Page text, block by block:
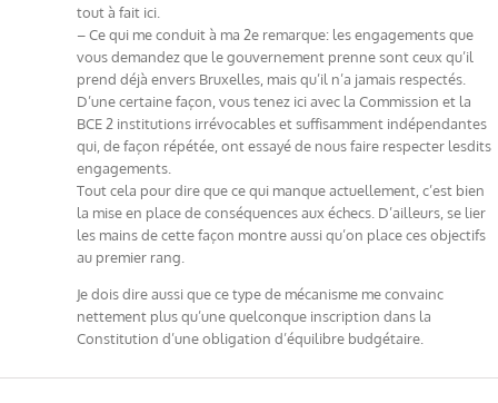
tout à fait ici.
– Ce qui me conduit à ma 2e remarque: les engagements que
vous demandez que le gouvernement prenne sont ceux qu’il
prend déjà envers Bruxelles, mais qu’il n’a jamais respectés.
D’une certaine façon, vous tenez ici avec la Commission et la
BCE 2 institutions irrévocables et suffisamment indépendantes
qui, de façon répétée, ont essayé de nous faire respecter lesdits
engagements.
Tout cela pour dire que ce qui manque actuellement, c’est bien
la mise en place de conséquences aux échecs. D’ailleurs, se lier
les mains de cette façon montre aussi qu’on place ces objectifs
au premier rang.
Je dois dire aussi que ce type de mécanisme me convainc
nettement plus qu’une quelconque inscription dans la
Constitution d’une obligation d’équilibre budgétaire.